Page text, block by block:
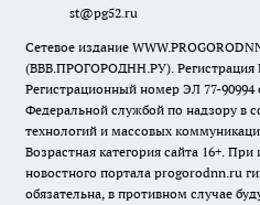
st@pg52.ru
Сетевое издание
(ВВВ.ПРОГОРОДНН.РУ). Регистрация
Регистрационный номер ЭЛ 77-90994
Федеральной службой по надзору в
технологий и массовых
Возрастная категория сайта 16+.
новостного портала progorodnn.ru
обязательна, в противном случае